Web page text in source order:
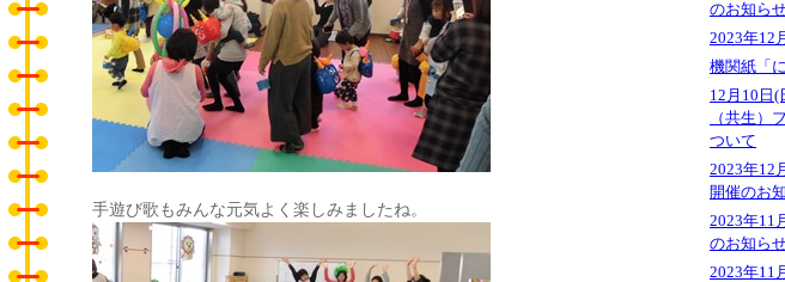
手遊び歌もみんな元気よく楽しみましたね。
のお知ら
2023年12
機関紙「
12月10日(
（共生）
ついて
2023年12
開催のお
2023年11
のお知ら
2023年11